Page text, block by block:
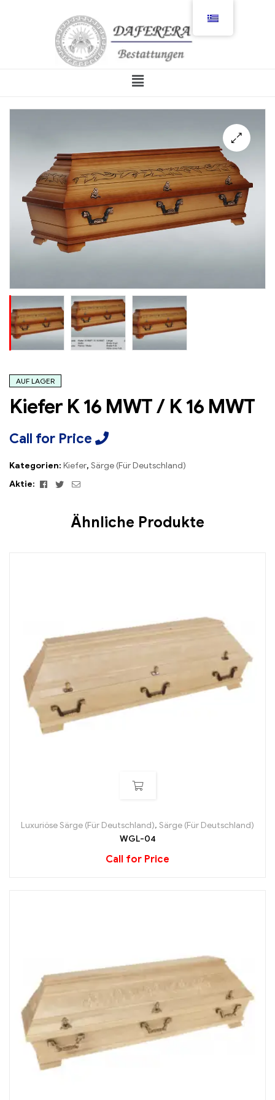
AUF LAGER
Kiefer K 16 MWT / K 16 MWT
Call for Price
Kategorien: Kiefer, Särge (Für Deutschland)
Aktie:
Facebook
TwitterEmail
Ähnliche Produkte
Luxuriöse Särge (Für Deutschland), Särge (Für Deutschland)
WGL-04
Call for Price